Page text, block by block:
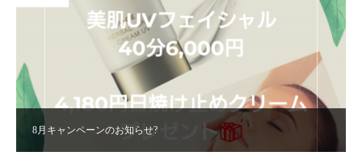
8月キャンペーンのお知らせ?